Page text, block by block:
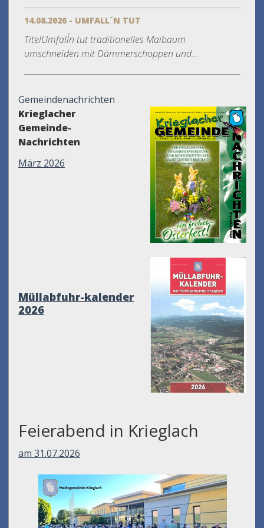
14.08.2026 - UMFALL´N TUT
TitelUmfall´n tut traditionelles Maibaum
umschneiden mit Dämmerschoppen und...
Gemeindenachrichten
Krieglacher
Gemeinde-
Nachrichten
März 2026
Müllabfuhr-kalender
2026
Feierabend in Krieglach
am 31.07.2026